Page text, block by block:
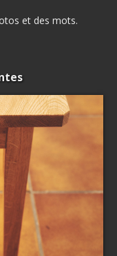
et des mots.